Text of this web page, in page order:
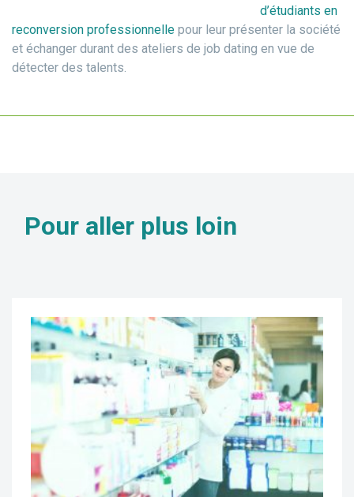
d’étudiants en
reconversion professionnelle pour leur présenter la société
et échanger durant des ateliers de job dating en vue de
détecter des talents.
Pour aller plus loin